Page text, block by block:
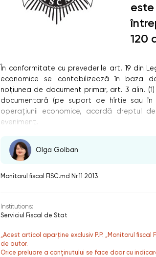
120
În conformitate cu prevederile art. 19 din
economice se contabilizează în baza
noţiunea de document primar, art. 3 alin.
documentară (pe suport de hîrtie sau în
operaţiunii economice, acordă dreptul
eveniment.
Olga Golban
Monitorul fiscal FISC.md Nr.11 2013
Institutions:
Serviciul Fiscal de Stat
„Acest articol aparține exclusiv P.P. „Monitorul
de autor.
Orice preluare a conținutului se face doar cu